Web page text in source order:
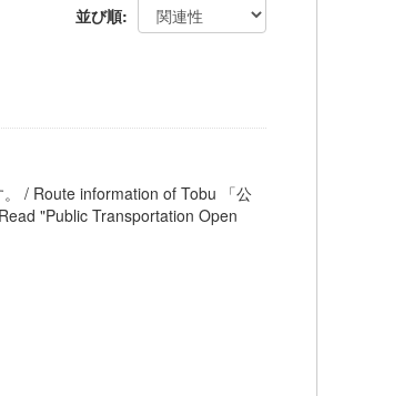
並び順
/ Route information of Tobu 「公
"Public Transportation Open